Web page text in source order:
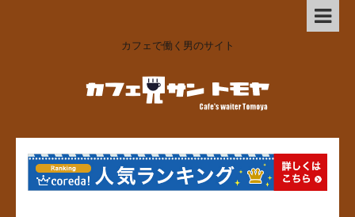
カフェで働く男のサイト